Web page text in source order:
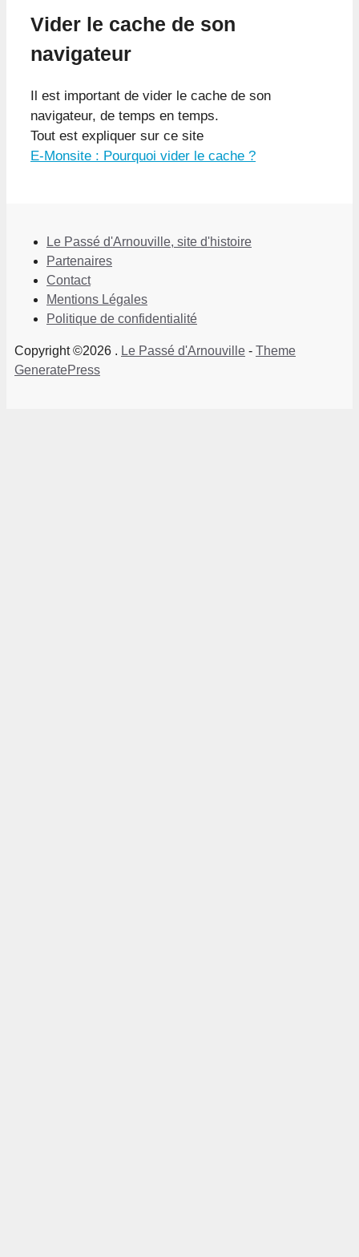
Vider le cache de son
navigateur
Il est important de vider le cache de son
navigateur, de temps en temps.
Tout est expliquer sur ce site
E-Monsite : Pourquoi vider le cache ?
Le Passé d'Arnouville, site d'histoire
Partenaires
Contact
Mentions Légales
Politique de confidentialité
Copyright ©2026 . Le Passé d'Arnouville - Theme
GeneratePress